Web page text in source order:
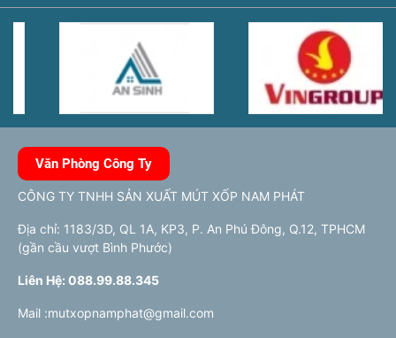
Văn Phòng Công Ty
CÔNG TY TNHH SẢN XUẤT MÚT XỐP NAM PHÁT
Địa chỉ: 1183/3D, QL 1A, KP3, P. An Phú Đông, Q.12, TPHCM
(gần cầu vượt Bình Phước)
Liên Hệ: 088.99.88.345
Mail :mutxopnamphat@gmail.com